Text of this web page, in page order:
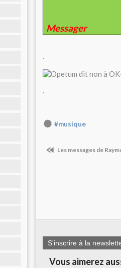
Messager
.
.
#musique
Les messages de
S'inscrire à la
Vous aimerez